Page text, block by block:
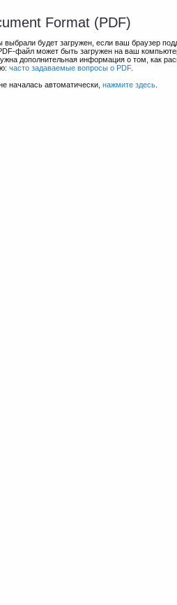
Format (PDF)
будет загружен, если ваш браузер
файл может быть загружен на ваш
дополнительная информация о том, как
часто задаваемые вопросы о PDF.
началась автоматически,нажмите здесь